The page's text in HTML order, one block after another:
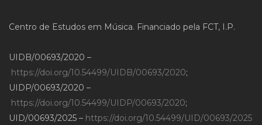
Centro de Estudos em Música. Financiado pela FCT, I.P.
UIDB/00693/2020 –
https://doi.org/10.54499/UIDB/00693/2020;
UIDP/00693/2020 –
https://doi.org/10.54499/UIDP/00693/2020;
UID/00693/2025 – https://doi.org/10.54499/UID/00693/2025